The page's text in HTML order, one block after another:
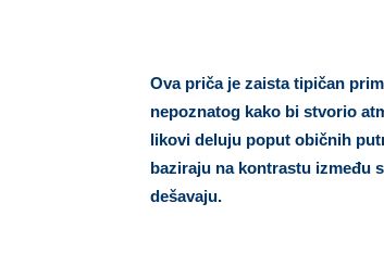
Ova priča je zaista tipičan
nepoznatog kako bi stvorio
likovi deluju poput običnih
baziraju na kontrastu između
dešavaju.